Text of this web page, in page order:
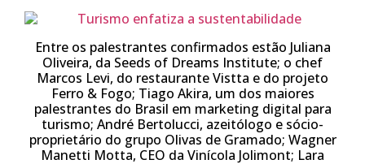
Entre os palestrantes confirmados estão Juliana
Oliveira, da Seeds of Dreams Institute; o chef
Marcos Levi, do restaurante Vistta e do projeto
Ferro & Fogo; Tiago Akira, um dos maiores
palestrantes do Brasil em marketing digital para
turismo; André Bertolucci, azeitólogo e sócio-
proprietário do grupo Olivas de Gramado; Wagner
Manetti Motta, CEO da Vinícola Jolimont; Lara